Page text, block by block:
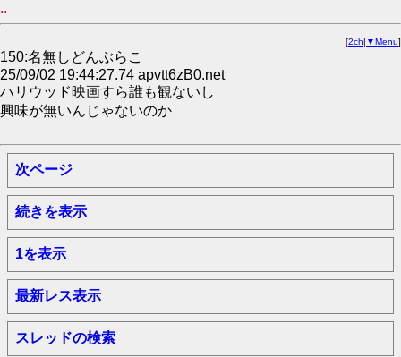
..
[2ch| ▼Menu]
150:名無しどんぶらこ
25/09/02 19:44:27.74 apvtt6zB0.net
ハリウッド映画すら誰も観ないし
興味が無いんじゃないのか
次ページ
続きを表示
1を表示
最新レス表示
スレッドの検索